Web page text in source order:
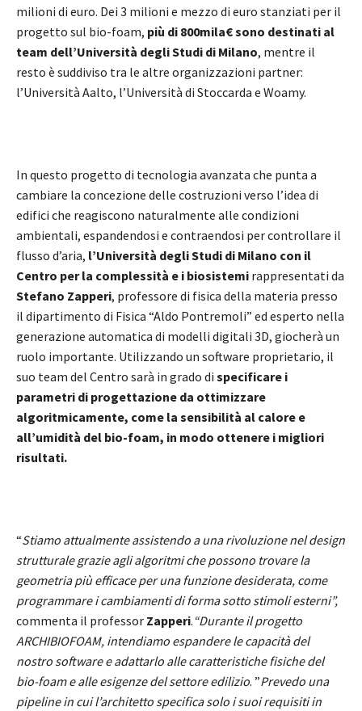
milioni di euro. Dei 3 milioni e mezzo di euro stanziati per il
progetto sul bio-foam, più di 800mila€ sono destinati al
team dell’Università degli Studi di Milano, mentre il
resto è suddiviso tra le altre organizzazioni partner:
l’Università Aalto, l’Università di Stoccarda e Woamy.
In questo progetto di tecnologia avanzata che punta a
cambiare la concezione delle costruzioni verso l’idea di
edifici che reagiscono naturalmente alle condizioni
ambientali, espandendosi e contraendosi per controllare il
flusso d’aria, l’Università degli Studi di Milano con il
Centro per la complessità e i biosistemi rappresentati da
Stefano Zapperi, professore di fisica della materia presso
il dipartimento di Fisica “Aldo Pontremoli” ed esperto nella
generazione automatica di modelli digitali 3D, giocherà un
ruolo importante. Utilizzando un software proprietario, il
suo team del Centro sarà in grado di specificare i
parametri di progettazione da ottimizzare
algoritmicamente, come la sensibilità al calore e
all’umidità del bio-foam, in modo ottenere i migliori
risultati.
“Stiamo attualmente assistendo a una rivoluzione nel design
strutturale grazie agli algoritmi che possono trovare la
geometria più efficace per una funzione desiderata, come
programmare i cambiamenti di forma sotto stimoli esterni”,
commenta il professor Zapperi. “Durante il progetto
ARCHIBIOFOAM, intendiamo espandere le capacità del
nostro software e adattarlo alle caratteristiche fisiche del
bio-foam e alle esigenze del settore edilizio. ”Prevedo una
pipeline in cui l’architetto specifica solo i suoi requisiti in